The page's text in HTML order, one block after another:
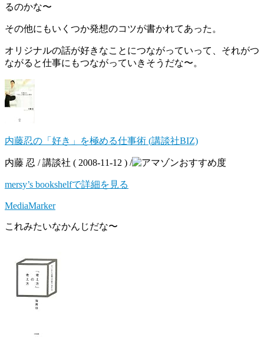
るのかな〜
その他にもいくつか発想のコツが書かれてあった。
オリジナルの話が好きなことにつながっていって、それがつ
ながると仕事にもつながっていきそうだな〜。
内藤忍の「好き」を極める仕事術 (講談社BIZ)
内藤 忍 / 講談社 ( 2008-11-12 ) /
mersy’s bookshelfで詳細を見る
MediaMarker
これみたいなかんじだな〜